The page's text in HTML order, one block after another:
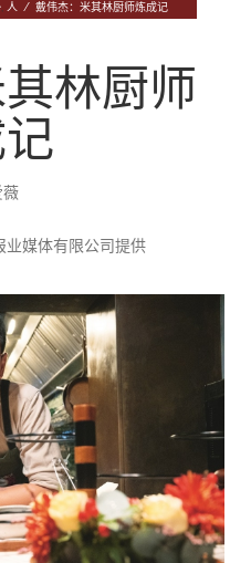
, 人 / 戴伟杰：米其林厨师炼成记
林厨师
媒体有限公司提供